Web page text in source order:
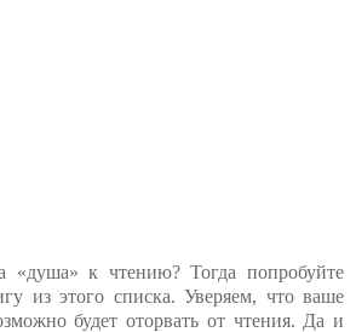
«душа» к чтению? Тогда попробуйте
из этого списка. Уверяем, что ваше
будет оторвать от чтения. Да и